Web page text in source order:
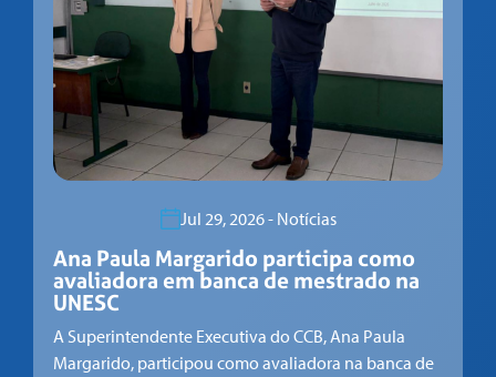
Jul 29, 2026 - Notícias
Ana Paula Margarido participa como
avaliadora em banca de mestrado na
UNESC
A Superintendente Executiva do CCB, Ana Paula
Margarido, participou como avaliadora na banca de